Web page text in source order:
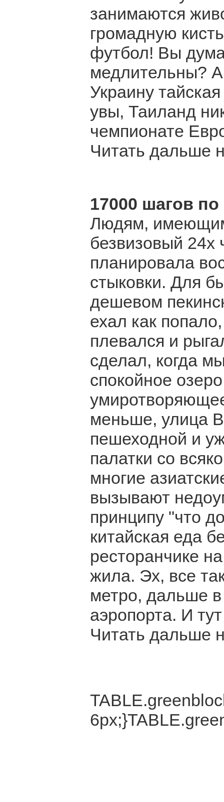
занимаются
громадную
футбол! Вы
медлительны?
Украину
увы, Таиланд
чемпионате
Читать дальше
17000 шагов
Людям, имеющим
безвизовый 24х
планировала
стыковки. Для
дешевом
ехал как
плевался и
сделал, когда
спокойное
меньше, улица
пешеходной и
палатки со
многие
вызывают
принципу "что
китайская еда
ресторанчике
жила. Эх, все
метро, дальше в
аэропорта. И
Читать дальше